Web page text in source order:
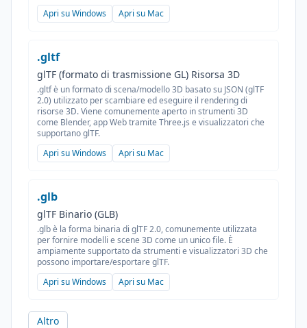
Apri su Windows
Apri su Mac
.gltf
glTF (formato di trasmissione GL) Risorsa 3D
.gltf è un formato di scena/modello 3D basato su JSON (glTF
2.0) utilizzato per scambiare ed eseguire il rendering di
risorse 3D. Viene comunemente aperto in strumenti 3D
come Blender, app Web tramite Three.js e visualizzatori che
supportano glTF.
Apri su Windows
Apri su Mac
.glb
glTF Binario (GLB)
.glb è la forma binaria di glTF 2.0, comunemente utilizzata
per fornire modelli e scene 3D come un unico file. È
ampiamente supportato da strumenti e visualizzatori 3D che
possono importare/esportare glTF.
Apri su Windows
Apri su Mac
Altro